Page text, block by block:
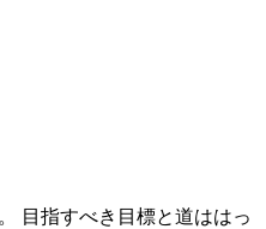
目指すべき目標と道ははっ